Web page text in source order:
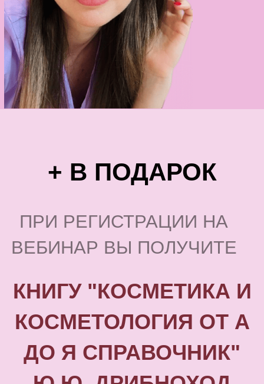
Нажимая кнопку, вы соглашаетесь с условиями Политики
конфиденциальности
иДоговора-оферты
, а также даёте согласие
на получение информационных сообщений через SMS, email,
WhatsApp и другие каналы, а также на сбор и распространение
отзывов и кейсов